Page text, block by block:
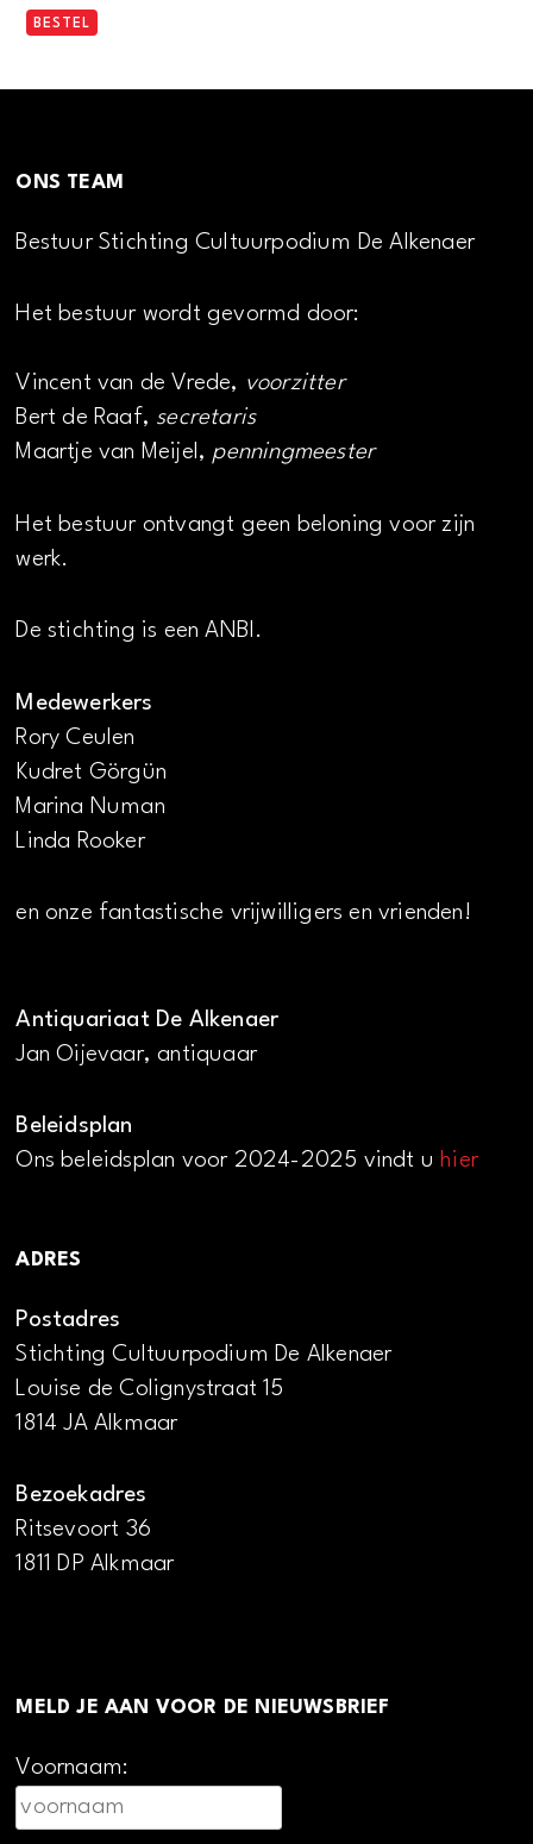
BESTEL
ONS TEAM
Bestuur Stichting Cultuurpodium De Alkenaer
Het bestuur wordt gevormd door:
Vincent van de Vrede, voorzitter
Bert de Raaf, secretaris
Maartje van Meijel, penningmeester
Het bestuur ontvangt geen beloning voor zijn
werk.
De stichting is een ANBI.
Medewerkers
Rory Ceulen
Kudret Görgün
Marina Numan
Linda Rooker
en onze fantastische vrijwilligers en vrienden!
Antiquariaat De Alkenaer
Jan Oijevaar, antiquaar
Beleidsplan
Ons beleidsplan voor 2024-2025 vindt uhier
ADRES
Postadres
Stichting Cultuurpodium De Alkenaer
Louise de Colignystraat 15
1814 JA Alkmaar
Bezoekadres
Ritsevoort 36
1811 DP Alkmaar
MELD JE AAN VOOR DE NIEUWSBRIEF
Voornaam: